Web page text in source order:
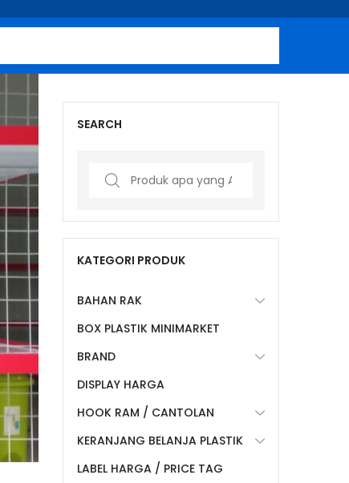
SEARCH
Search
KATEGORI PRODUK
BAHAN RAK
BOX PLASTIK MINIMARKET
BRAND
DISPLAY HARGA
HOOK RAM / CANTOLAN
KERANJANG BELANJA PLASTIK
LABEL HARGA / PRICE TAG